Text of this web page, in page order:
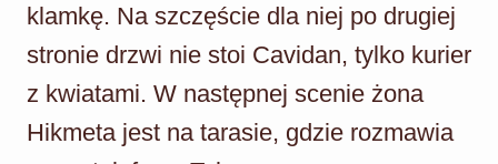
klamkę. Na szczęście dla niej po drugiej
stronie drzwi nie stoi Cavidan, tylko kurier
z kwiatami. W następnej scenie żona
Hikmeta jest na tarasie, gdzie rozmawia